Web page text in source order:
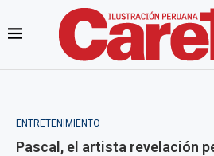
ENTRETENIMIENTO
Pascal, el artista revelación